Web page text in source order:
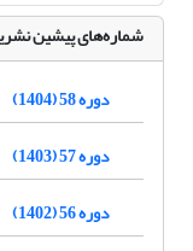
شماره‌های پیشین
دوره 58 (1404)
دوره 57 (1403)
دوره 56 (1402)